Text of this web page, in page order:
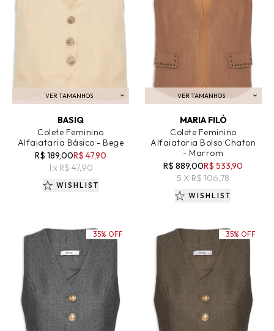
VER TAMANHOS
ADICIONAR AO CARRINHO
BASIQ
Colete Feminino
Alfaiataria Básico - Bege
R$ 189,00R$ 47,90
1 x R$ 47,90
WISHLIST
VER TAMANHOS
ADICIONAR AO CARRINHO
MARIA FILÓ
Colete Feminino
Alfaiataria Bolso Chaton
- Marrom
R$ 889,00R$ 533,90
5 X R$ 106,78
WISHLIST
35% OFF 35% OFF